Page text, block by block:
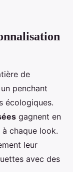
de
penchant
écologiques.
gagnent en
chaque look.
leur
avec des